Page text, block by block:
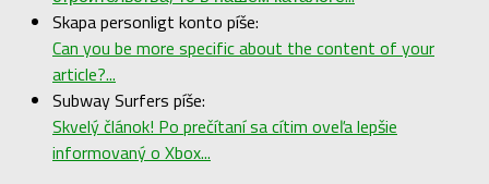
Skapa personligt konto píše:
Can you be more specific about the content of your
article?...
Subway Surfers píše:
Skvelý článok! Po prečítaní sa cítim oveľa lepšie
informovaný o Xbox...